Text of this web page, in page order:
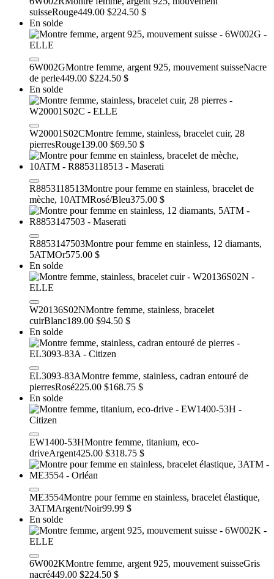
suisseRouge449.00 $224.50 $
En solde
6W002GMontre femme, argent 925, mouvement suisseNacre
de perle449.00 $224.50 $
En solde
W20001S02CMontre femme, stainless, bracelet cuir, 28
pierresRouge139.00 $69.50 $
R8853118513Montre pour femme en stainless, bracelet de
mèche, 10ATMRosé/Bleu375.00 $
R8853147503Montre pour femme en stainless, 12 diamants,
5ATMOr575.00 $
En solde
W20136S02NMontre femme, stainless, bracelet
cuirBlanc189.00 $94.50 $
En solde
EL3093-83AMontre femme, stainless, cadran entouré de
pierresRosé225.00 $168.75 $
En solde
EW1400-53HMontre femme, titanium, eco-
driveArgent425.00 $318.75 $
ME3554Montre pour femme en stainless, bracelet élastique,
3ATMArgent/Noir99.99 $
En solde
6W002KMontre femme, argent 925, mouvement suisseGris
nacré449.00 $224.50 $